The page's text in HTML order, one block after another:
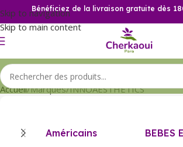
Skip to navigation
Skip to main content
Bénéficiez de la livraison gratuite dès
Accueil Marques INNOAESTHETICS
Américains BEBES